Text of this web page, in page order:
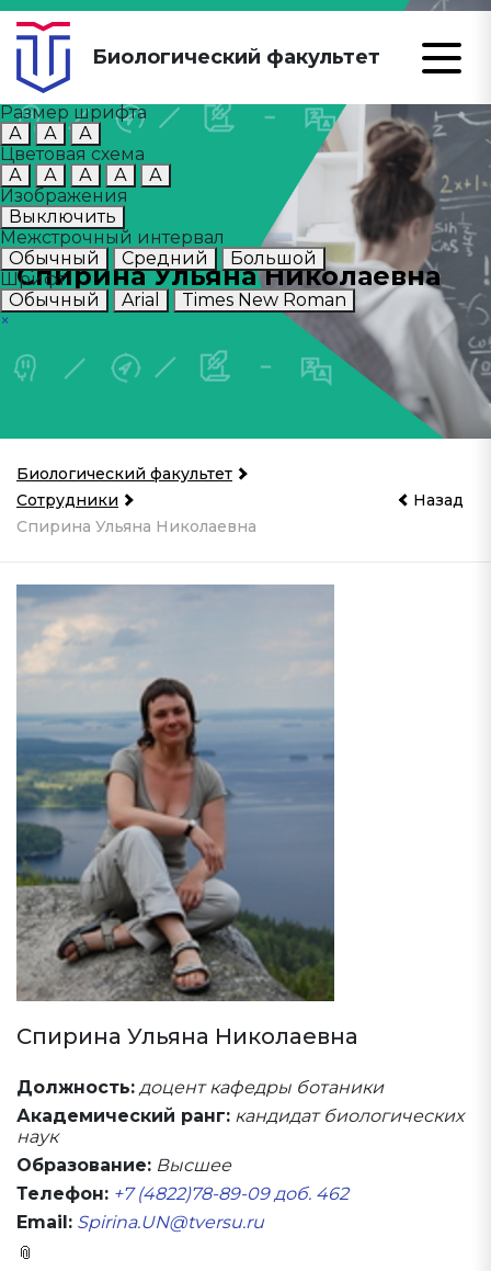
Размер шрифта
А
А
А
Цветовая схема
А
А А А
А
Изображения
Выключить
Межстрочный интервал
Обычный
Средний
Большой
Шрифт
Обычный
Arial
Times New Roman
×
Биологический факультет
Спирина Ульяна Николаевна
Биологический факультет
Сотрудники
Спирина Ульяна Николаевна
Назад
Спирина Ульяна Николаевна
Должность: доцент кафедры ботаники
Академический ранг: кандидат биологических
наук
Образование: Высшее
Телефон: +7 (4822)78-89-09 доб. 462
Email: Spirina.UN@tversu.ru
📎